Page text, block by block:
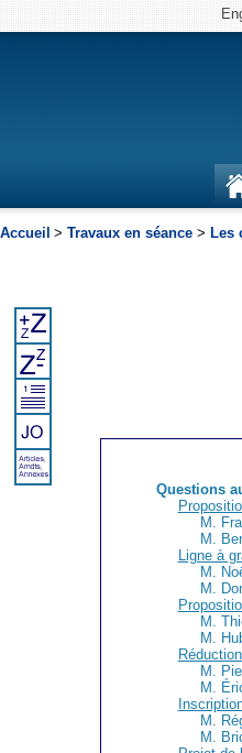
Accueil > Travaux en séance > Les
Questions
M.
M.
Ligne à
M.
M.
M.
M.
M.
M.
M.
M.